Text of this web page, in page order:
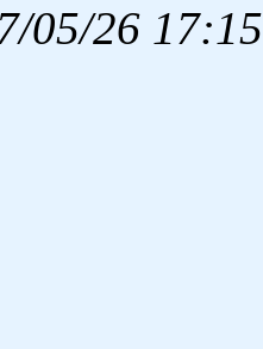
05/26 17:15